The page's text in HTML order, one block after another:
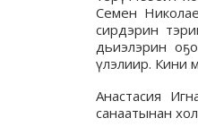
Семен
сирдэрин
дьиэлэрин
үлэлиир. Кини
Анастасия
санаатынан